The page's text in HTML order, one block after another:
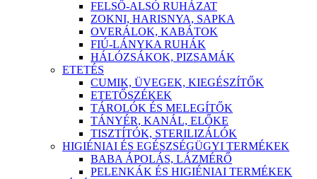
FELSŐ-ALSÓ RUHÁZAT
ZOKNI, HARISNYA, SAPKA
OVERÁLOK, KABÁTOK
FIÚ-LÁNYKA RUHÁK
HÁLÓZSÁKOK, PIZSAMÁK
ETETÉS
CUMIK, ÜVEGEK, KIEGÉSZÍTŐK
ETETŐSZÉKEK
TÁROLÓK ÉS MELEGÍTŐK
TÁNYÉR, KANÁL, ELŐKE
TISZTÍTÓK, STERILIZÁLÓK
HIGIÉNIAI ÉS EGÉSZSÉGÜGYI TERMÉKEK
BABA ÁPOLÁS, LÁZMÉRŐ
PELENKÁK ÉS HIGIÉNIAI TERMÉKEK